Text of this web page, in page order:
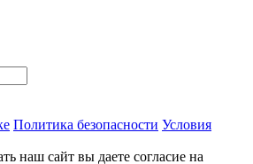
Политика безопасности Условия
наш сайт вы даете согласие на